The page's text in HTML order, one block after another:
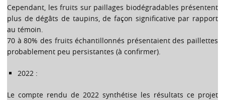
Cependant, les fruits sur paillages biodégradables présentent
plus de dégâts de taupins, de façon significative par rapport
au témoin.
70 à 80% des fruits échantillonnés présentaient des paillettes
probablement peu persistantes (à confirmer).
2022 :
Le compte rendu de 2022 synthétise les résultats ce projet